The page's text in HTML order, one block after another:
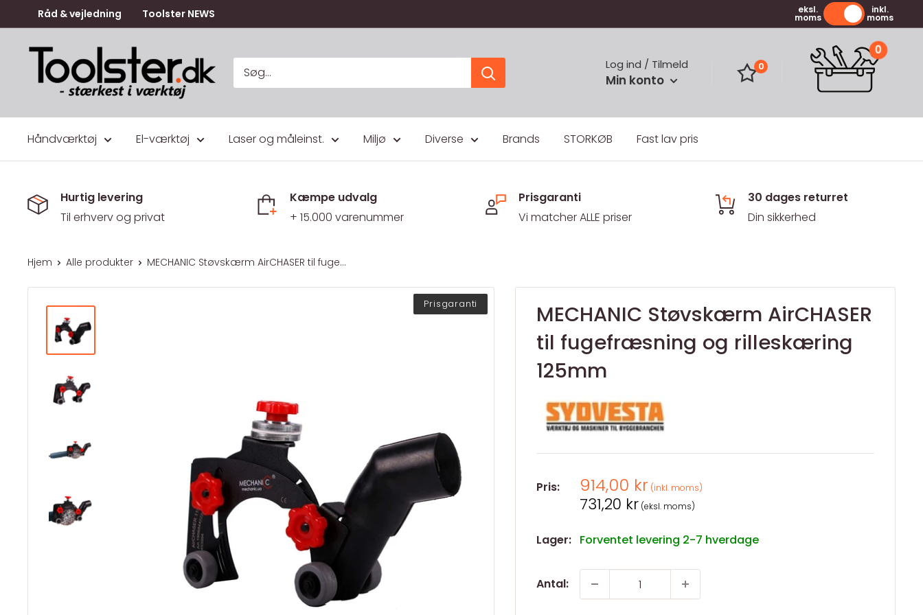
til
indhold
Råd & vejledning Toolster NEWS eksl.
moms
inkl.
moms
Toolster.dk
Log ind / Tilmeld
Min konto
0
0
Håndværktøj El-værktøj Laser og måleinst. Miljø Diverse Brands STORKØB Fast lav pris
Hurtig levering
Til erhverv og privat
Kæmpe udvalg
+ 15.000 varenummer
Prisgaranti
Vi matcher ALLE priser
30 dages returret
Din sikkerhed
Hjem Alle produkter MECHANIC Støvskærm AirCHASER til fuge...
Prisgaranti
MECHANIC Støvskærm AirCHASER
til fugefræsning og rilleskæring
125mm
Pris: Salgspris
914,00 kr (inkl. moms)
Salgspris
731,20 kr (eksl. moms)
Lager: Forventet levering 2-7 hverdage
Antal: